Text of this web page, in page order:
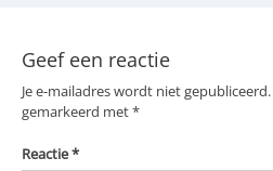
Geef een reactie
Je e-mailadres wordt niet gepubliceerd.
gemarkeerd met*
Reactie*